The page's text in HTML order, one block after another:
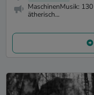
MaschinenMusik:
ätherisch...